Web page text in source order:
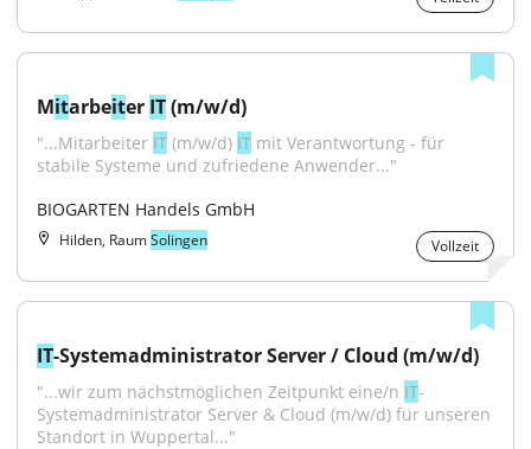
Mitarbeiter IT (m/w/d)
"...Mitarbeiter IT (m/w/d) IT mit Verantwortung - für
stabile Systeme und zufriedene Anwender..."
BIOGARTEN Handels GmbH
Hilden, RaumSolingen Vollzeit
IT-Systemadministrator Server / Cloud (m/w/d)
"...wir zum nächstmöglichen Zeitpunkt eine/n IT-
Systemadministrator Server & Cloud (m/w/d) für unseren
Standort in Wuppertal..."